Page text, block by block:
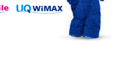
価格・サイズ・カメラ性能の違いを徹底解説
ラ・スペック・機能を徹底比較